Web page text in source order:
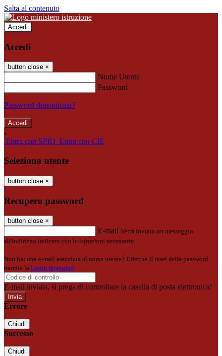
Salta al contenuto
Accedi
Accedi
button close ×
Nome Utente
Password
Password dimenticata?
-
Entra con SPID Entra con CIE
Seleziona utente
button close ×
Recupero password
button close ×
E-mail Verrà inviato un messaggio
all'indirizzo indicato con le istruzioni necessarie.
Non hai una e-mail associata al nome utente? Effettua il reset della password
tramite la Login Spaggiari
E-mail inviata, si prega di controllare la casella di posta elettronica!
Errore
Chiudi
Successo
Chiudi